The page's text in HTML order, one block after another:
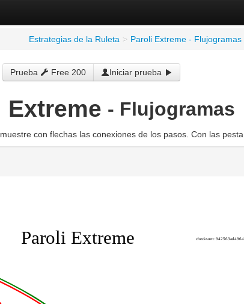
Estrategias de la Ruleta > Paroli Extreme - Flujogramas
Prueba Free 200 Iniciar prueba
Extreme - Flujogramas
con flechas las conexiones de los pasos. Con las